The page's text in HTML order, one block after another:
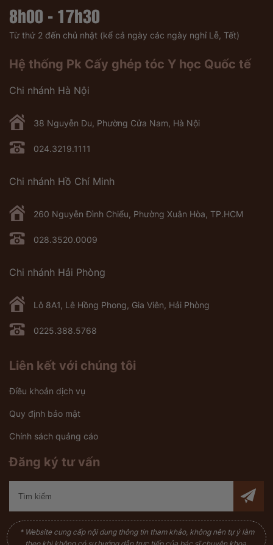
8h00 - 17h30
Từ thứ 2 đến chủ nhật (kể cả ngày các ngày nghỉ Lễ, Tết)
Hệ thống Pk Cấy ghép tóc Y học Quốc tế
Chi nhánh Hà Nội
38 Nguyễn Du, Phường Cửa Nam, Hà Nội
024.3219.1111
Chi nhánh Hồ Chí Minh
260 Nguyễn Đình Chiểu, Phường Xuân Hòa, TP.HCM
028.3520.0009
Chi nhánh Hải Phòng
Lô 8A1, Lê Hồng Phong, Gia Viên, Hải Phòng
0225.388.5768
Liên kết với chúng tôi
Điều khoản dịch vụ
Quy định bảo mật
Chính sách quảng cáo
Đăng ký tư vấn
* Website cung cấp nội dung thông tin tham khảo, không nên tự ý làm